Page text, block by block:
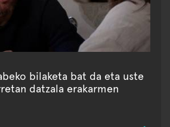
bilaketa bat da eta uste
datzala erakarmen